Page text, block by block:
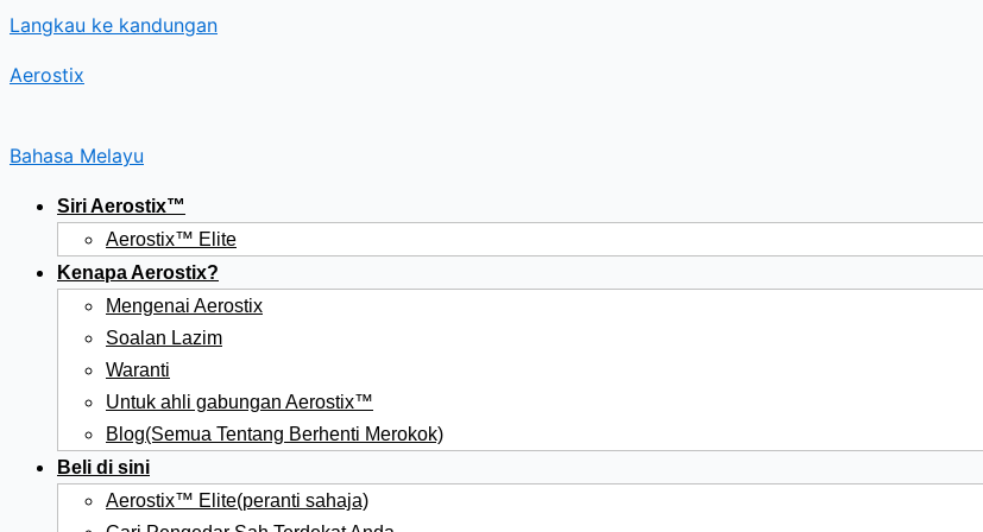
Langkau ke kandungan
Aerostix
Bahasa Melayu
Siri Aerostix™
Aerostix™ Elite
Kenapa Aerostix?
Mengenai Aerostix
Soalan Lazim
Waranti
Untuk ahli gabungan Aerostix™
Blog(Semua Tentang Berhenti Merokok)
Beli di sini
Aerostix™ Elite(peranti sahaja)